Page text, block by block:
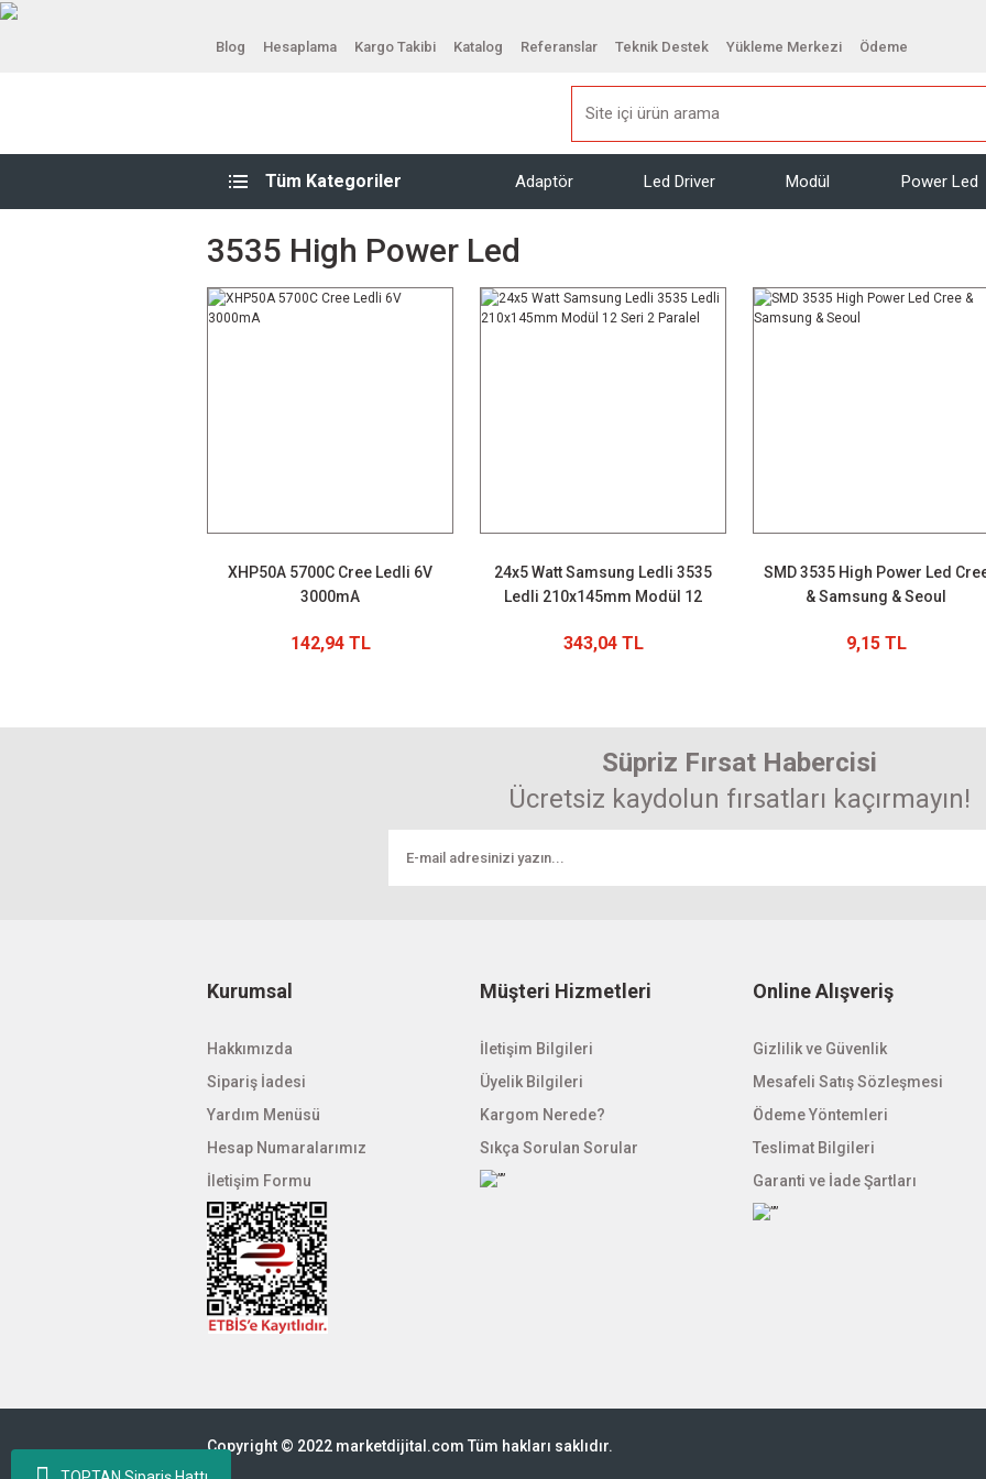
Blog Hesaplama Kargo Takibi Katalog Referanslar Teknik Destek Yükleme Merkezi Ödeme
Tüm Kategoriler Adaptör Led Driver Modül Power Led
3535 High Power Led
XHP50A 5700C Cree Ledli 6V
3000mA
142,94 TL
24x5 Watt Samsung Ledli 3535
Ledli 210x145mm Modül 12
343,04 TL
SMD 3535 High Power Led
& Samsung & Seoul
9,15 TL
Süpriz Fırsat Habercisi
Ücretsiz kaydolun fırsatları kaçırmayın!
Kurumsal
Hakkımızda
Sipariş İadesi
Yardım Menüsü
Hesap Numaralarımız
İletişim Formu
Müşteri Hizmetleri
İletişim Bilgileri
Üyelik Bilgileri
Kargom Nerede?
Sıkça Sorulan Sorular
Online Alışveriş
Gizlilik ve Güvenlik
Mesafeli Satış Sözleşmesi
Ödeme Yöntemleri
Teslimat Bilgileri
Garanti ve İade Şartları
Copyright © 2022 marketdijital.com Tüm hakları saklıdır.